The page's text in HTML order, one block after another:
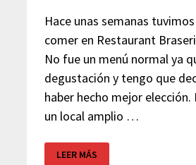
Hace unas semanas
comer en Restaurant
No fue un menú normal ya
degustación y tengo que
haber hecho mejor
un local amplio …
RESTAURANT
BRASERIA
LEER MÁS